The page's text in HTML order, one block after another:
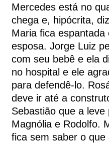
Mercedes está no
chega e, hipócrita,
Maria fica
esposa. Jorge Luiz
com seu bebê e ela
no hospital e ele
para defendê-lo.
deve ir até a
Sebastião que a
Magnólia e Rodolfo.
fica sem saber o